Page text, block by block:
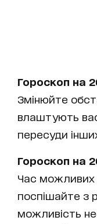
Гороскоп на
Змінюйте
влаштують
пересуди
Гороскоп на
Час можливих
поспішайте з
можливість